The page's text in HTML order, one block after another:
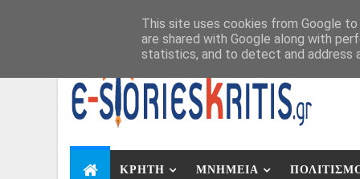
ΚΡΗΤΗ ΜΝΗΜΕΙΑ
This site uses cookies from Google
are shared with Google along with
statistics, and to detect and address